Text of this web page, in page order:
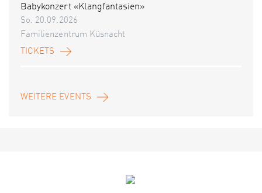
Babykonzert «Klangfantasien»
So. 20.09.2026
Familienzentrum Küsnacht
TICKETS
WEITERE EVENTS